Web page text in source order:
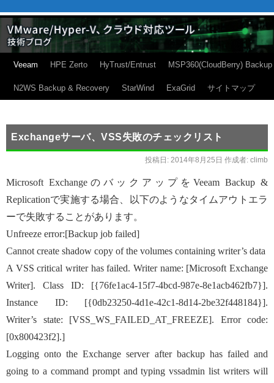
Veeam HPE Zerto HyTrust/Entrust MSP360(CloudBerry) Backup
N2WS Backup & Recovery StarWind ExaGrid サイトマップ
Exchangeサーバ、VSS失敗のチェックリスト
投稿日: 2014年8月25日 作成者: climb
Microsoft ExchangeのバックアップをVeeam Backup &
Replicationで実施する場合、以下のようなタイムアウトエラ
ーで失敗することがあります。
Unfreeze error:[Backup job failed]
Cannot create shadow copy of the volumes containing writer’s data
A VSS critical writer has failed. Writer name: [Microsoft Exchange
Writer]. Class ID: [{76fe1ac4-15f7-4bcd-987e-8e1acb462fb7}].
Instance ID: [{0db23250-4d1e-42c1-8d14-2be32f448184}].
Writer’s state: [VSS_WS_FAILED_AT_FREEZE]. Error code:
[0x800423f2].]
Logging onto the Exchange server after backup has failed and
going to a command prompt and typing vssadmin list writers will